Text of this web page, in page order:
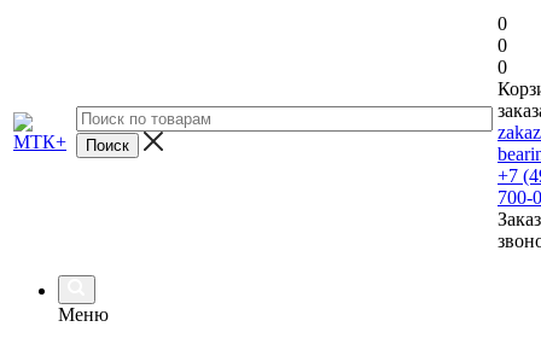
0
0
0
+7
700-
Меню